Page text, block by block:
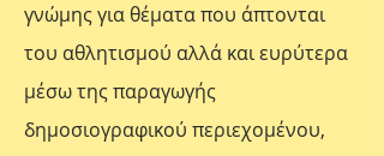
γνώμης για θέματα που άπτονται
του αθλητισμού αλλά και ευρύτερα
μέσω της παραγωγής
δημοσιογραφικού περιεχομένου,